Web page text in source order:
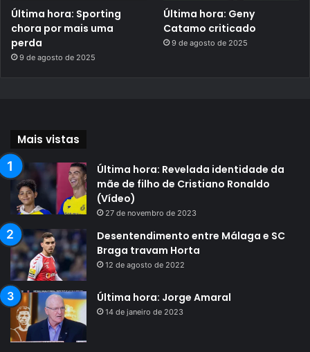
Última hora: Sporting
chora por mais uma
perda
9 de agosto de 2025
Última hora: Geny
Catamo criticado
9 de agosto de 2025
Mais vistas
Última hora: Revelada identidade da
mãe de filho de Cristiano Ronaldo
(Vídeo)
27 de novembro de 2023
Desentendimento entre Málaga e SC
Braga travam Horta
12 de agosto de 2022
Última hora: Jorge Amaral
14 de janeiro de 2023